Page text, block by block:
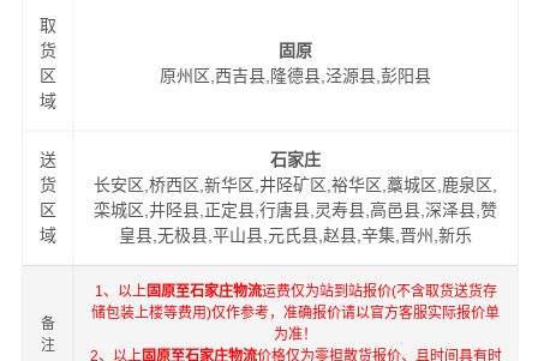
取
货
区
域
固原
原州区,西吉县,隆德县,泾源县,彭阳县
送
货
区
域
石家庄
长安区,桥西区,新华区,井陉矿区,裕华区,藁城区,鹿泉区,
栾城区,井陉县,正定县,行唐县,灵寿县,高邑县,深泽县,赞
皇县,无极县,平山县,元氏县,赵县,辛集,晋州,新乐
备
注
1、以上固原至石家庄物流运费仅为站到站报价(不含取货送货存
储包装上楼等费用)仅作参考，准确报价请以官方客服实际报价单
为准！
2、以上固原至石家庄物流价格仅为零担散货报价、且时间具有时